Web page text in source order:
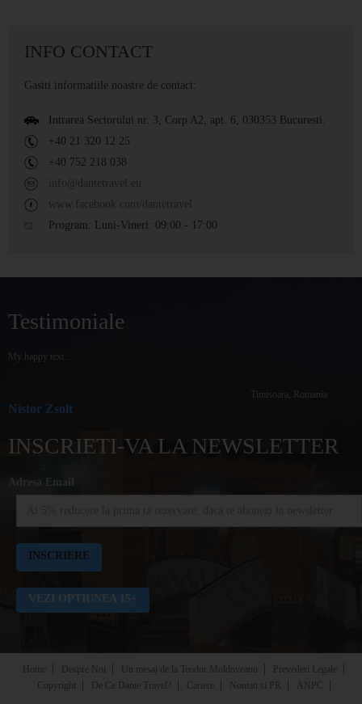
INFO CONTACT
Gasiti informatiile noastre de contact:
Intrarea Sectorului nr. 3, Corp A2, apt. 6, 030353 Bucuresti.
+40 21 320 12 25
+40 752 218 038
info@dantetravel.eu
www.facebook.com/dantetravel
Program: Luni-Vineri: 09:00 - 17:00
Testimoniale
My happy text...
Nistor Zsolt
Timisoara, Romania
INSCRIETI-VA LA NEWSLETTER
Adresa Email
VEZI OPTIUNEA 15+
Home Despre Noi Un mesaj de la Teodor Moldoveanu
Prevederi Legale
Copyright
De Ce Dante Travel? Cariere Noutati si PR ANPC